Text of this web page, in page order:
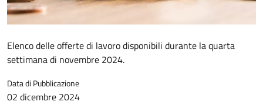
Elenco delle offerte di lavoro disponibili durante la quarta
settimana di novembre 2024.
Data di Pubblicazione
02 dicembre 2024